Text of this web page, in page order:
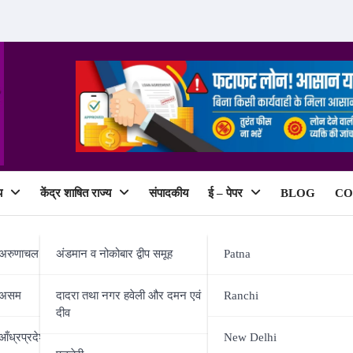
प्रदेश
केंद्र शाषित राज्य
अंडमान व नोकोबार द्वीप समूह
दादरा तथा नगर हवेली और दमन एवं
दीव
संपादकीय ई – पेपर
Patna
Ranchi
New Delhi
BLOG